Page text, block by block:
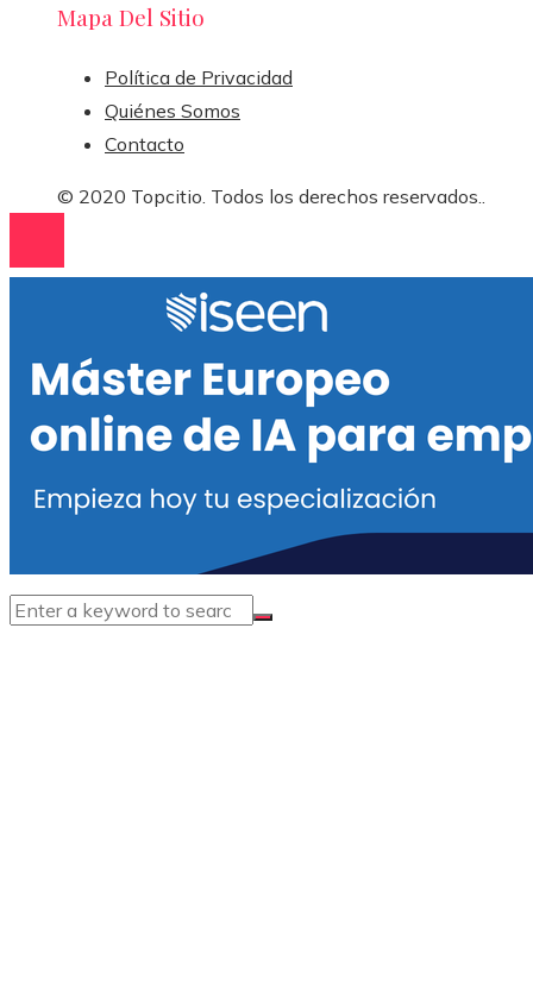
Mapa Del Sitio
Política de Privacidad
Quiénes Somos
Contacto
© 2020 Topcitio. Todos los derechos reservados..